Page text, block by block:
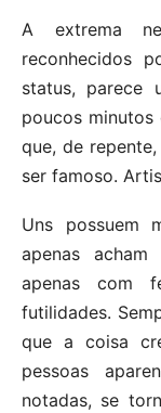
A extrema
reconhecidos
status, parece
poucos
que, de
ser famoso.
Uns possuem
apenas
apenas com
futilidades.
que a coisa
pessoas
notadas, se